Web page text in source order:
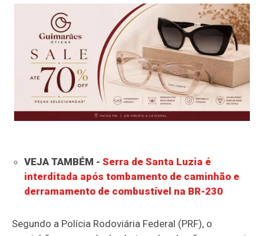
VEJA TAMBÉM - Serra de Santa Luzia é
interditada após tombamento de caminhão e
derramamento de combustível na BR-230
Segundo a Polícia Rodoviária Federal (PRF), o